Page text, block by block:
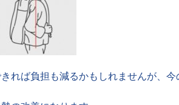
れば負担も減るかもしれませんが、今